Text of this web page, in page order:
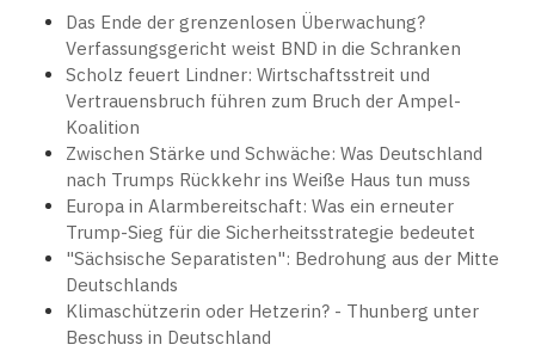
Das Ende der grenzenlosen Überwachung?
Verfassungsgericht weist BND in die Schranken
Scholz feuert Lindner: Wirtschaftsstreit und
Vertrauensbruch führen zum Bruch der Ampel-
Koalition
Zwischen Stärke und Schwäche: Was Deutschland
nach Trumps Rückkehr ins Weiße Haus tun muss
Europa in Alarmbereitschaft: Was ein erneuter
Trump-Sieg für die Sicherheitsstrategie bedeutet
"Sächsische Separatisten": Bedrohung aus der Mitte
Deutschlands
Klimaschützerin oder Hetzerin? - Thunberg unter
Beschuss in Deutschland